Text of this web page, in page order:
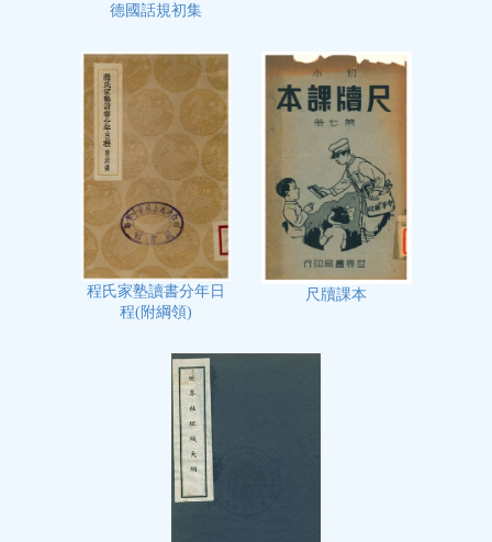
德國話規初集
程氏家塾讀書分年日
程(附綱領)
尺牘課本